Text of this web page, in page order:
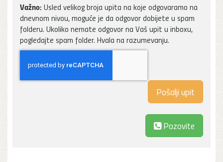
Važno: Usled velikog broja upita na koje odgovaramo na
dnevnom nivou, moguće je da odgovor dobijete u spam
folderu. Ukoliko nemate odgovor na Vaš upit u inboxu,
pogledajte spam folder. Hvala na razumevanju.
Pozovite